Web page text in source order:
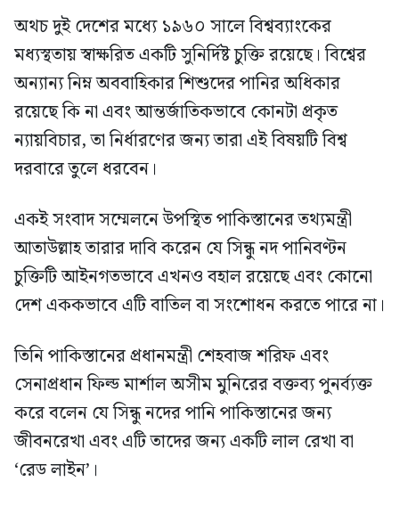
অথচ দুই দেশের মধ্যে ১৯৬০ সালে বিশ্বব্যাংকের
মধ্যস্থতায় স্বাক্ষরিত একটি সুনির্দিষ্ট চুক্তি রয়েছে। বিশ্বের
অন্যান্য নিম্ন অববাহিকার শিশুদের পানির অধিকার
রয়েছে কি না এবং আন্তর্জাতিকভাবে কোনটা প্রকৃত
ন্যায়বিচার, তা নির্ধারণের জন্য তারা এই বিষয়টি বিশ্ব
দরবারে তুলে ধরবেন।
একই সংবাদ সম্মেলনে উপস্থিত পাকিস্তানের তথ্যমন্ত্রী
আতাউল্লাহ তারার দাবি করেন যে সিন্ধু নদ পানিবণ্টন
চুক্তিটি আইনগতভাবে এখনও বহাল রয়েছে এবং কোনো
দেশ এককভাবে এটি বাতিল বা সংশোধন করতে পারে না।
তিনি পাকিস্তানের প্রধানমন্ত্রী শেহবাজ শরিফ এবং
সেনাপ্রধান ফিল্ড মার্শাল অসীম মুনিরের বক্তব্য পুনর্ব্যক্ত
করে বলেন যে সিন্ধু নদের পানি পাকিস্তানের জন্য
জীবনরেখা এবং এটি তাদের জন্য একটি লাল রেখা বা
‘রেড লাইন’।